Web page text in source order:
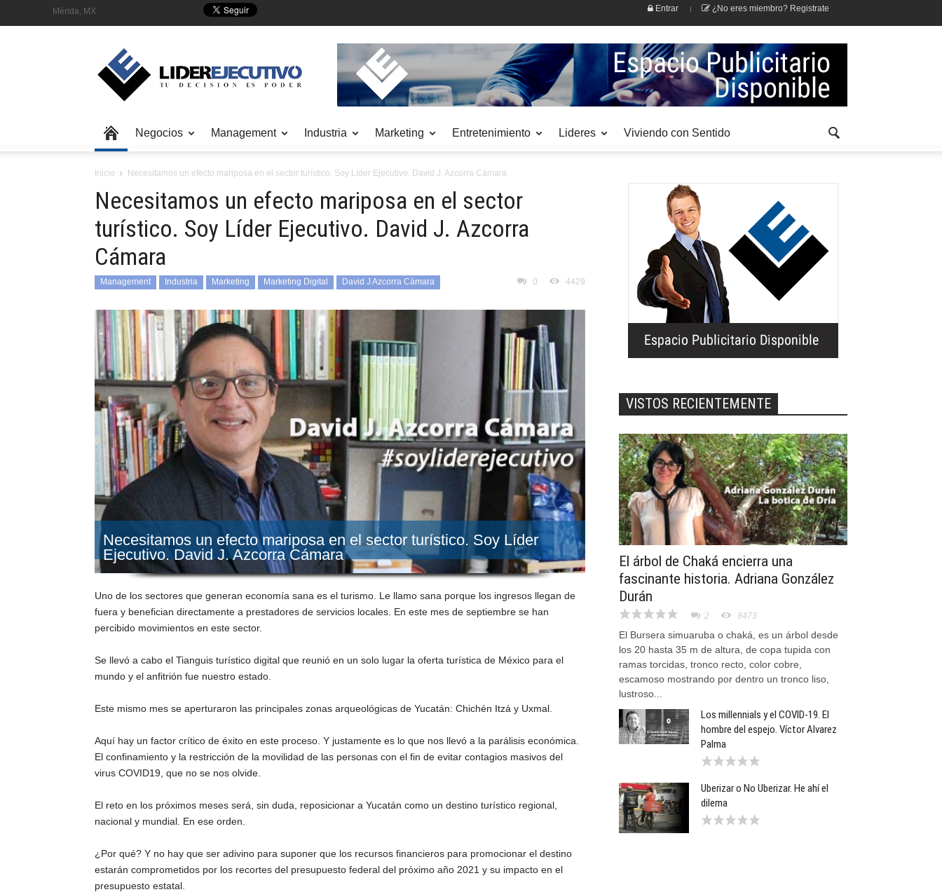
Mérida, MX Entrar ¿No eres miembro? Registrate
Negocios Management Industria Marketing Entretenimiento Lideres Viviendo con Sentido
Inicio Necesitamos un efecto mariposa en el sector turístico. Soy Líder Ejecutivo. David J. Azcorra Cámara
Necesitamos un efecto mariposa en el sector
turístico. Soy Líder Ejecutivo. David J. Azcorra
Cámara
Management Industria Marketing Marketing Digital David J Azcorra Cámara 0 4429
Necesitamos un efecto mariposa en el sector turístico. Soy Líder
Ejecutivo. David J. Azcorra Cámara
Uno de los sectores que generan economía sana es el turismo. Le llamo sana porque los ingresos llegan de
fuera y benefician directamente a prestadores de servicios locales. En este mes de septiembre se han
percibido movimientos en este sector.
Se llevó a cabo el Tianguis turístico digital que reunió en un solo lugar la oferta turística de México para el
mundo y el anfitrión fue nuestro estado.
Este mismo mes se aperturaron las principales zonas arqueológicas de Yucatán: Chichén Itzá y Uxmal.
Aquí hay un factor crítico de éxito en este proceso. Y justamente es lo que nos llevó a la parálisis económica.
El confinamiento y la restricción de la movilidad de las personas con el fin de evitar contagios masivos del
virus COVID19, que no se nos olvide.
El reto en los próximos meses será, sin duda, reposicionar a Yucatán como un destino turístico regional,
nacional y mundial. En ese orden.
¿Por qué? Y no hay que ser adivino para suponer que los recursos financieros para promocionar el destino
estarán comprometidos por los recortes del presupuesto federal del próximo año 2021 y su impacto en el
presupuesto estatal.
VISTOS RECIENTEMENTE
El árbol de Chaká encierra una
fascinante historia. Adriana González
Durán
2 8473
El Bursera simuaruba o chaká, es un árbol desde
los 20 hasta 35 m de altura, de copa tupida con
ramas torcidas, tronco recto, color cobre,
escamoso mostrando por dentro un tronco liso,
lustroso...
Los millennials y el COVID-19. El
hombre del espejo. Víctor Alvarez
Palma
Uberizar o No Uberizar. He ahí el
dilema